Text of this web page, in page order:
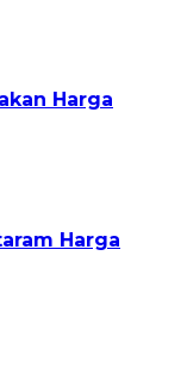
Harga
Harga